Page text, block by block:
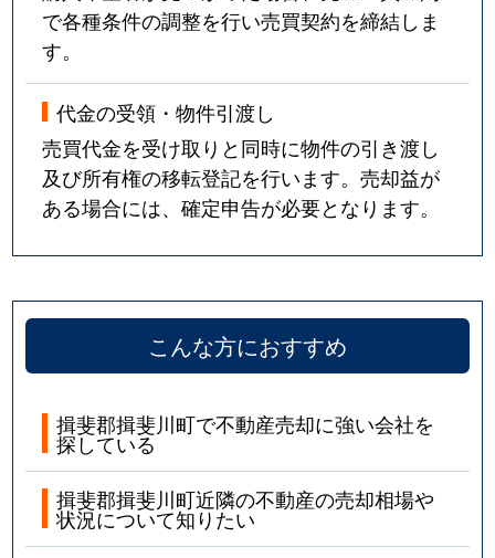
で各種条件の調整を行い売買契約を締結しま
す。
代金の受領・物件引渡し
売買代金を受け取りと同時に物件の引き渡し
及び所有権の移転登記を行います。売却益が
ある場合には、確定申告が必要となります。
こんな方におすすめ
揖斐郡揖斐川町で不動産売却に強い会社を
探している
揖斐郡揖斐川町近隣の不動産の売却相場や
状況について知りたい